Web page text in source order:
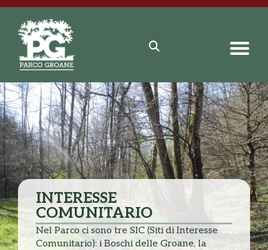
INTERESSE
COMUNITARIO
Nel Parco ci sono tre SIC (Siti di Interesse
Comunitario): i Boschi delle Groane, la